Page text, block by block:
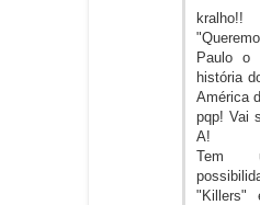
kralho!!
Paulo o
história
América
pqp! Vai
A!
Tem
"Killers"